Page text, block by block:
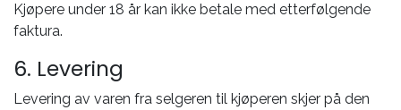
Kjøpere under 18 år kan ikke betale med etterfølgende
faktura.
6. Levering
Levering av varen fra selgeren til kjøperen skjer på den